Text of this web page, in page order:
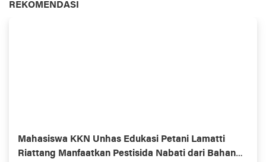
REKOMENDASI
Mahasiswa KKN Unhas Edukasi Petani Lamatti
Riattang Manfaatkan Pestisida Nabati dari Bahan